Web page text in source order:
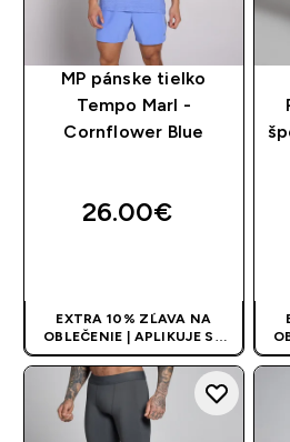
MP pánske tielko
Tempo Marl -
Cornflower Blue
26.00€‎
EXTRA 10% ZĽAVA NA
OBLEČENIE | APLIKUJE SA
AUTOMATICKY PRI KÚPE 3
KS